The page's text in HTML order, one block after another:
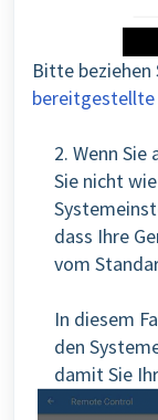
Bitte beziehen
bereitgestellte
2. Wenn
Sie nicht
dass Ihre
vom
In diesem
den
damit Sie